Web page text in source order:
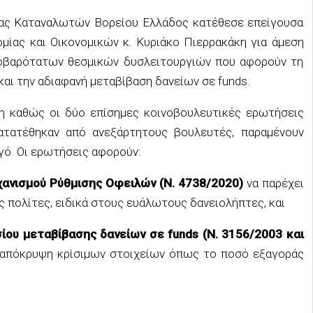
Καταναλωτών Βορείου Ελλάδος κατέθεσε επείγουσα
και Οικονομικών κ. Κυριάκο Πιερρακάκη για άμεση
θεσμικών δυσλειτουργιών που αφορούν τη
την αδιαφανή μεταβίβαση δανείων σε funds.
οι δύο επίσημες κοινοβουλευτικές ερωτήσεις
από ανεξάρτητους βουλευτές, παραμένουν
Οι ερωτήσεις αφορούν:
Ρύθμισης Οφειλών (Ν. 4738/2020) να παρέχει
πολίτες, ειδικά στους ευάλωτους δανειολήπτες, και
μεταβίβασης δανείων σε funds (Ν. 3156/2003 και
κρίσιμων στοιχείων όπως το ποσό εξαγοράς